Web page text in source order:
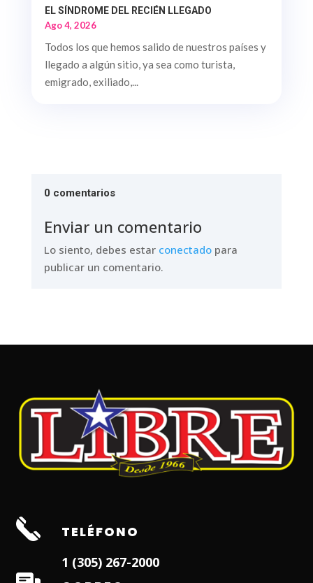
EL SÍNDROME DEL RECIÉN LLEGADO
Ago 4, 2026
Todos los que hemos salido de nuestros países y
llegado a algún sitio, ya sea como turista,
emigrado, exiliado,...
0 comentarios
Enviar un comentario
Lo siento, debes estar conectadopara
publicar un comentario.
TELÉFONO
1 (305) 267-2000